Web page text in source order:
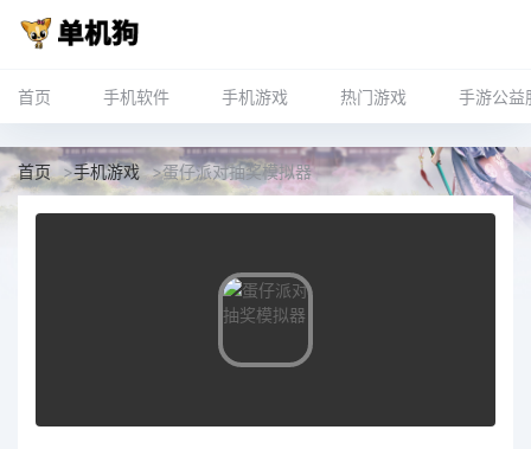
首页 手机软件 手机游戏 热门游戏 手游公益
首页 >手机游戏 >蛋仔派对抽奖模拟器